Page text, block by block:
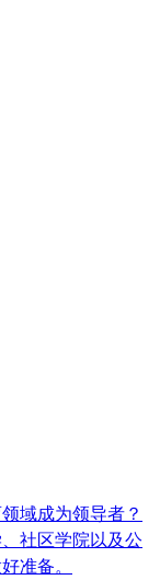
域成为领导者？
社区学院以及公
准备。